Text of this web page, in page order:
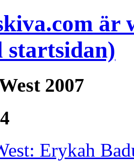
2007
Erykah